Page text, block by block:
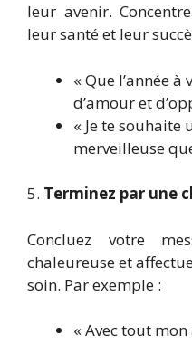
leur avenir.
leur santé et leur
« Que l’année
d’amour et
« Je te souhaite
merveilleuse
5. Terminez par une
Concluez votre
chaleureuse et
soin. Par exemple :
« Avec tout